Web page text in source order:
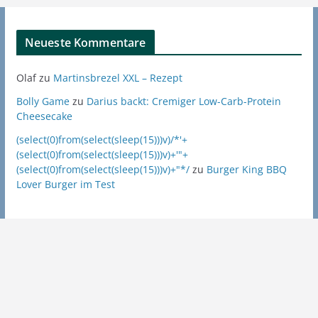
Neueste Kommentare
Olafzu Martinsbrezel XXL – Rezept
Bolly Gamezu Darius backt: Cremiger Low-Carb-Protein
Cheesecake
(select(0)from(select(sleep(15)))v)/*'+
(select(0)from(select(sleep(15)))v)+'"+
(select(0)from(select(sleep(15)))v)+"*/zu Burger King BBQ
Lover Burger im Test